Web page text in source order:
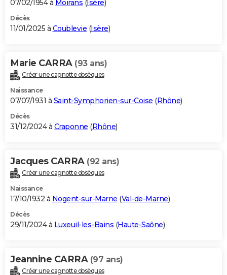
07/02/1954 à Moirans ( Isère)
Décès
11/01/2025 à Coublevie (Isère)
Marie CARRA (93 ans)
Créer une cagnotte obsèques
Naissance
07/07/1931 à Saint-Symphorien-sur-Coise (Rhône)
Décès
31/12/2024 à Craponne (Rhône)
Jacques CARRA (92 ans)
Créer une cagnotte obsèques
Naissance
17/10/1932 à Nogent-sur-Marne (Val-de-Marne)
Décès
29/11/2024 à Luxeuil-les-Bains (Haute-Saône)
Jeannine CARRA (97 ans)
Créer une cagnotte obsèques